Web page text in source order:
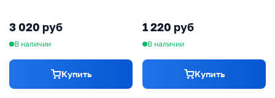
3 020 руб
В наличии
Купить
1 220 руб
В наличии
Купить